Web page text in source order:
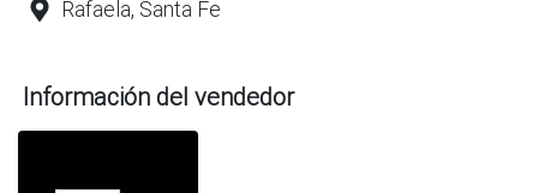
Rafaela, Santa Fe
Información del vendedor